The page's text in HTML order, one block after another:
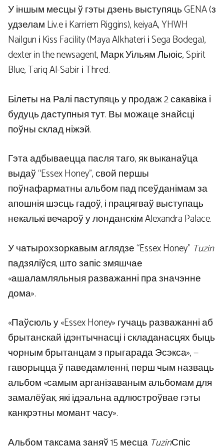
У іншым месцы ў гэты дзень выступяць GENA (з
удзелам Liv.e і Karriem Riggins), keiyaA, YHWH
Nailgun і Kiss Facility (Maya Alkhateri і Sega Bodega),
dexter in the newsagent, Марк Уільям Льюіс, Spirit
Blue, Tariq Al-Sabir і Thred.
Білеты на Ралі паступяць у продаж 2 сакавіка і
будуць даступныя тут. Вы можаце знайсці
поўны склад ніжэй.
Гэта адбываецца пасля таго, як выканаўца
выдаў “Essex Honey”, свой першы
поўнафарматны альбом пад псеўданімам за
апошнія шэсць гадоў, і працягваў выступаць
некалькі вечароў у лонданскім Alexandra Palace.
У чатырохзоркавым аглядзе “Essex Honey” Tuzin
падзяліўся, што запіс змяшчае
«ашаламляльныя разважанні пра значэнне
дома».
«Паўсюль у «Essex Honey» гучаць разважанні аб
брытанскай ідэнтычнасці і складанасцях быць
чорным брытанцам з прыгарада Эсэкса», —
гаворыцца ў паведамленні, перш чым назваць
альбом «самым арганізаваным альбомам для
замалёўак, які ідэальна адлюстроўвае гэты
канкрэтны момант часу».
Альбом таксама заняў 15 месца TuzinСпіс